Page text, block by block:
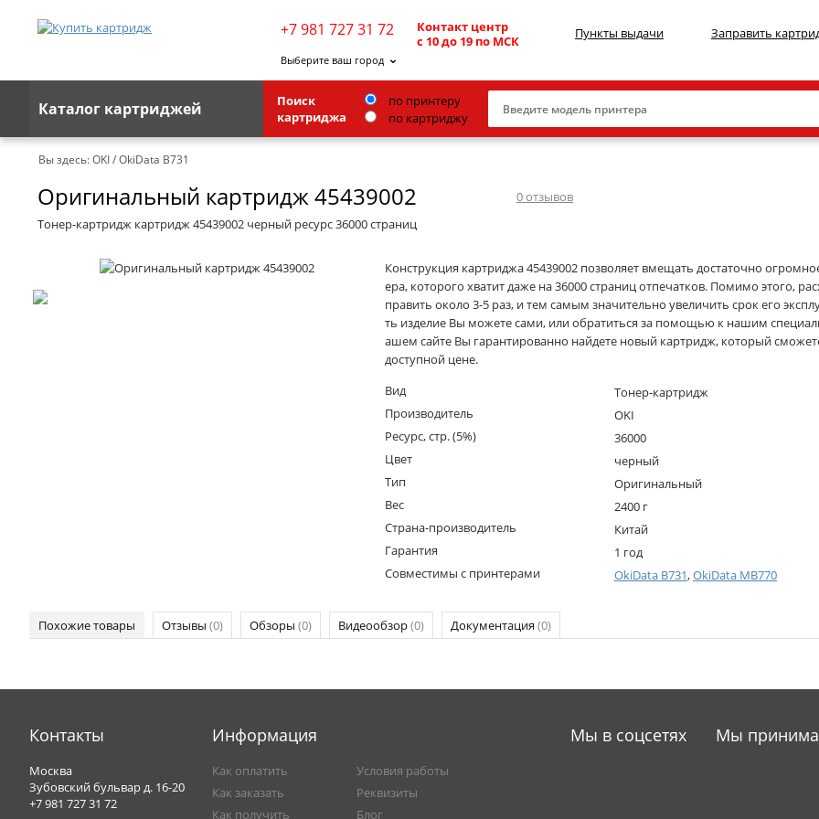
+7 981 727 31 72
Контакт центр
с 10 до 19 по МСК
Выберите ваш город
Пункты выдачи Заправить
Каталог картриджей
Brother
G&G
Kodak
Lexmark
Samsung
Xerox
Тонер и девелопер
Поиск
картриджа
по принтеру
по картриджу
Вы здесь:OKI/OkiData B731
Оригинальный картридж 45439002 0отзывов
Тонер-картридж картридж 45439002 черный ресурс 36000 страниц
Конструкция картриджа 45439002 позволяет вмещать достаточно
ера, которого хватит даже на 36000 страниц отпечатков. Помимо этого,
править около 3-5 раз, и тем самым значительно увеличить срок его
ть изделие Вы можете сами, или обратиться за помощью к нашим
ашем сайте Вы гарантированно найдете новый картридж, который
доступной цене.
Вид
Тонер-картридж
Производитель
OKI
Ресурс, стр. (5%)
36000
Цвет
черный
Тип
Оригинальный
Вес
2400 г
Страна-производитель
Китай
Гарантия
1 год
Совместимы с принтерами
OkiData B731,OkiData MB770
Похожие товары Отзывы (0) Обзоры (0) Видеообзор(0) Документация (0)
Контакты
Москва
Зубовский бульвар д. 16-20
+7 981 727 31 72
Информация
Как оплатить
Как заказать
Как получить
Условия работы
Реквизиты
Блог
Мы в соцсетях Мы